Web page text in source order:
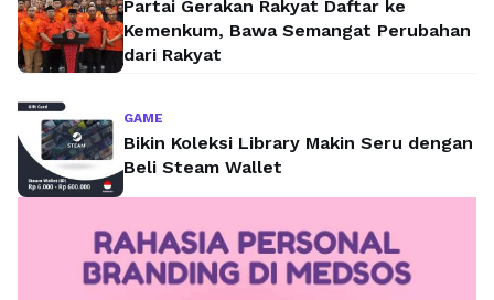
Partai Gerakan Rakyat Daftar ke
Kemenkum, Bawa Semangat Perubahan
dari Rakyat
GAME
Bikin Koleksi Library Makin Seru dengan
Beli Steam Wallet